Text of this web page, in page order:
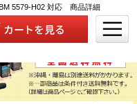
5579-H02 対応 商品詳細